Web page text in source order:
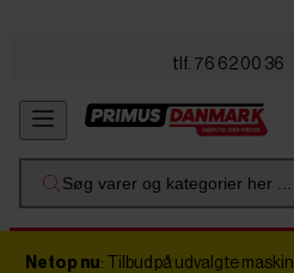
tlf. 76 62 00 36
Søg varer og kategorier her ...
Netop nu: Tilbud på udvalgte